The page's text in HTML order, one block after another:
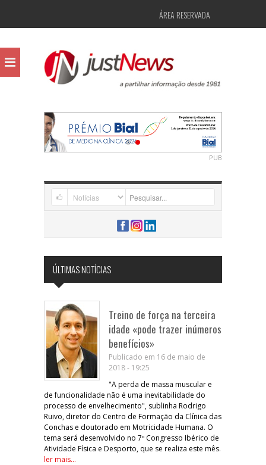
ÁREA RESERVADA
PUB
ÚLTIMAS NOTÍCIAS
Treino de força na terceira
idade «pode trazer inúmeros
benefícios»
Publicado em 16 de maio de
2018 - 19:25
"A perda de massa muscular e
de funcionalidade não é uma inevitabilidade do
processo de envelhecimento", sublinha Rodrigo
Ruivo, diretor do Centro de Formação da Clínica das
Conchas e doutorado em Motricidade Humana. O
tema será desenvolvido no 7º Congresso Ibérico de
Atividade Física e Desporto, que se realiza este mês.
ler mais...